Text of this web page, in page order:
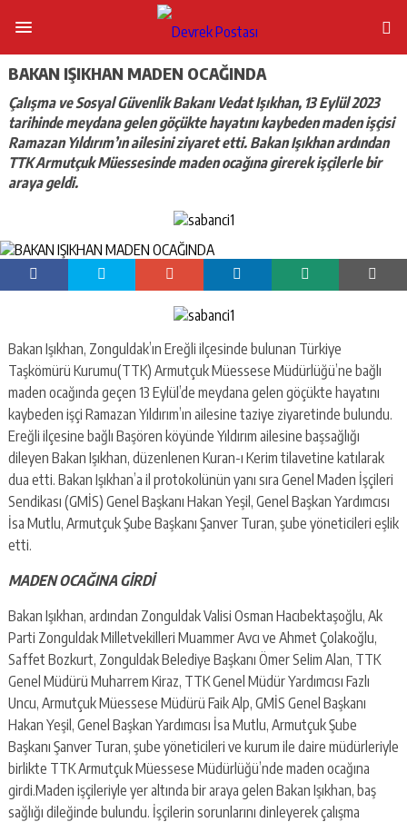
BAKAN IŞIKHAN MADEN OCAĞINDA
Çalışma ve Sosyal Güvenlik Bakanı Vedat Işıkhan, 13 Eylül 2023
tarihinde meydana gelen göçükte hayatını kaybeden maden işçisi
Ramazan Yıldırım’ın ailesini ziyaret etti. Bakan Işıkhan ardından
TTK Armutçuk Müessesinde maden ocağına girerek işçilerle bir
araya geldi.
Bakan Işıkhan, Zonguldak’ın Ereğli ilçesinde bulunan Türkiye
Taşkömürü Kurumu(TTK) Armutçuk Müessese Müdürlüğü’ne bağlı
maden ocağında geçen 13 Eylül’de meydana gelen göçükte hayatını
kaybeden işçi Ramazan Yıldırım’ın ailesine taziye ziyaretinde bulundu.
Ereğli ilçesine bağlı Başören köyünde Yıldırım ailesine başsağlığı
dileyen Bakan Işıkhan, düzenlenen Kuran-ı Kerim tilavetine katılarak
dua etti. Bakan Işıkhan’a il protokolünün yanı sıra Genel Maden İşçileri
Sendikası (GMİS) Genel Başkanı Hakan Yeşil, Genel Başkan Yardımcısı
İsa Mutlu, Armutçuk Şube Başkanı Şanver Turan, şube yöneticileri eşlik
etti.
MADEN OCAĞINA GİRDİ
Bakan Işıkhan, ardından Zonguldak Valisi Osman Hacıbektaşoğlu, Ak
Parti Zonguldak Milletvekilleri Muammer Avcı ve Ahmet Çolakoğlu,
Saffet Bozkurt, Zonguldak Belediye Başkanı Ömer Selim Alan, TTK
Genel Müdürü Muharrem Kiraz, TTK Genel Müdür Yardımcısı Fazlı
Uncu, Armutçuk Müessese Müdürü Faik Alp, GMİS Genel Başkanı
Hakan Yeşil, Genel Başkan Yardımcısı İsa Mutlu, Armutçuk Şube
Başkanı Şanver Turan, şube yöneticileri ve kurum ile daire müdürleriyle
birlikte TTK Armutçuk Müessese Müdürlüğü’nde maden ocağına
girdi.Maden işçileriyle yer altında bir araya gelen Bakan Işıkhan, baş
sağlığı dileğinde bulundu. İşçilerin sorunlarını dinleyerek çalışma